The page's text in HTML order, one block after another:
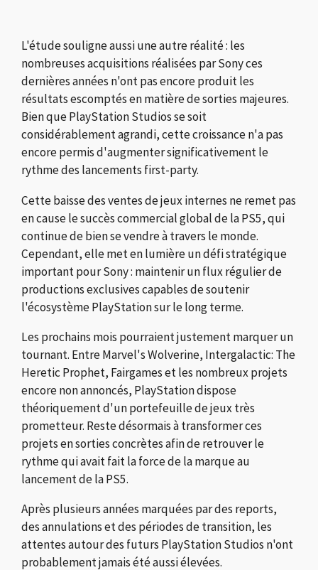
L'étude souligne aussi une autre réalité : les
nombreuses acquisitions réalisées par Sony ces
dernières années n'ont pas encore produit les
résultats escomptés en matière de sorties majeures.
Bien que PlayStation Studios se soit
considérablement agrandi, cette croissance n'a pas
encore permis d'augmenter significativement le
rythme des lancements first-party.
Cette baisse des ventes de jeux internes ne remet pas
en cause le succès commercial global de la PS5, qui
continue de bien se vendre à travers le monde.
Cependant, elle met en lumière un défi stratégique
important pour Sony : maintenir un flux régulier de
productions exclusives capables de soutenir
l'écosystème PlayStation sur le long terme.
Les prochains mois pourraient justement marquer un
tournant. Entre Marvel's Wolverine, Intergalactic: The
Heretic Prophet, Fairgames et les nombreux projets
encore non annoncés, PlayStation dispose
théoriquement d'un portefeuille de jeux très
prometteur. Reste désormais à transformer ces
projets en sorties concrètes afin de retrouver le
rythme qui avait fait la force de la marque au
lancement de la PS5.
Après plusieurs années marquées par des reports,
des annulations et des périodes de transition, les
attentes autour des futurs PlayStation Studios n'ont
probablement jamais été aussi élevées.